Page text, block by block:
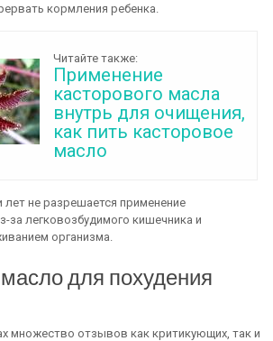
кормления ребенка.
Читайте также:
Применение
касторового масла
внутрь для очищения,
как пить касторовое
масло
не разрешается применение
за легковозбудимого кишечника и
организма.
для похудения
множество отзывов как критикующих, так и